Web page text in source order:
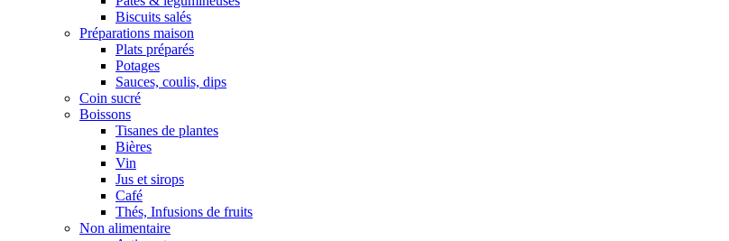
Biscuits salés
Préparations maison
Plats préparés
Potages
Sauces, coulis, dips
Coin sucré
Boissons
Tisanes de plantes
Bières
Vin
Jus et sirops
Café
Thés, Infusions de fruits
Non alimentaire